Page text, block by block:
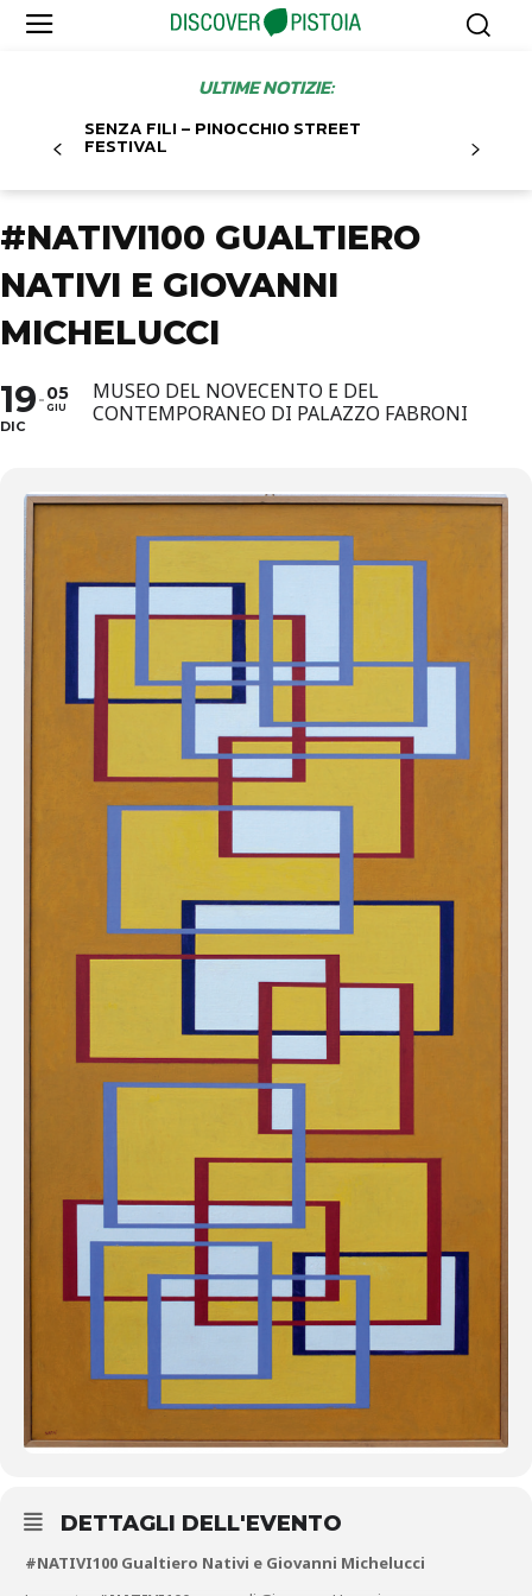
ULTIME NOTIZIE:
SENZA FILI – PINOCCHIO STREET
FESTIVAL
#NATIVI100 GUALTIERO
NATIVI E GIOVANNI
MICHELUCCI
19
DIC
05
GIU
MUSEO DEL NOVECENTO E DEL
CONTEMPORANEO DI PALAZZO FABRONI
DETTAGLI DELL'EVENTO
#NATIVI100 Gualtiero Nativi e Giovanni Michelucci